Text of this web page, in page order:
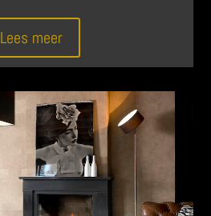
Lees meer